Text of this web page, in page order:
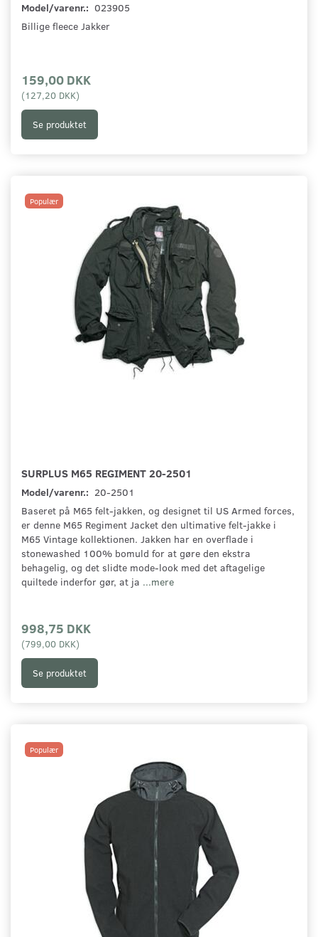
Model/varenr.: 023905
Billige fleece Jakker
159,00 DKK
(127,20 DKK)
Se produktet
Populær
SURPLUS M65 REGIMENT 20-2501
Model/varenr.: 20-2501
Baseret på M65 felt-jakken, og designet til US Armed forces,
er denne M65 Regiment Jacket den ultimative felt-jakke i
M65 Vintage kollektionen. Jakken har en overflade i
stonewashed 100% bomuld for at gøre den ekstra
behagelig, og det slidte mode-look med det aftagelige
quiltede inderfor gør, at ja ...mere
998,75 DKK
(799,00 DKK)
Se produktet
Populær